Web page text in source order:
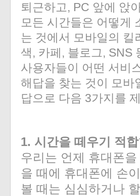
퇴근하고, PC 앞에 앉
모든 시간들은 어떻게
는 것에서 모바일의 킬
색, 카페, 블로그, SNS
사용자들이 어떤 서비
해답을 찾는 것이 모바
답으로 다음 3가지를
1. 시간을 떼우기 적
우리는 언제 휴대폰
을 때에 휴대폰에 손
볼 때는 심심하거나